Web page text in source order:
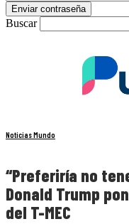
Buscar
Noticias Mundo
“Preferiría no
Donald Trump
del T-MEC